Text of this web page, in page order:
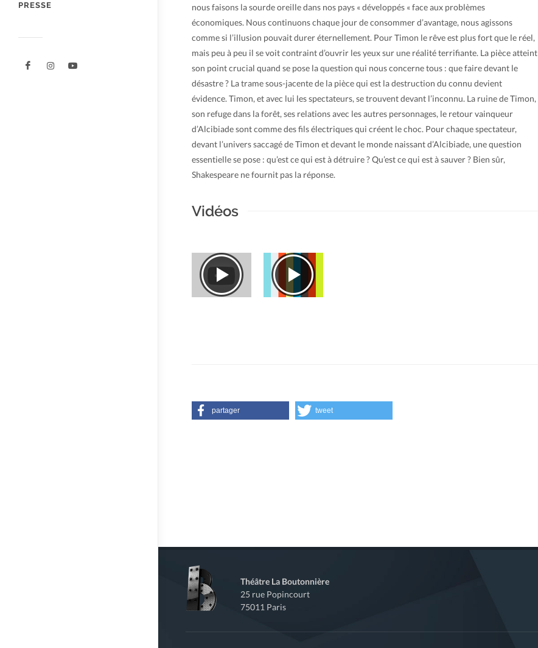
PRESSE
nous faisons la sourde oreille dans nos pays « développés « face aux problèmes
économiques. Nous continuons chaque jour de consommer d’avantage, nous agissons
comme si l’illusion pouvait durer éternellement. Pour Timon le rêve est plus fort que le réel,
mais peu à peu il se voit contraint d’ouvrir les yeux sur une réalité terrifiante. La pièce atteint
son point crucial quand se pose la question qui nous concerne tous : que faire devant le
désastre ? La trame sous-jacente de la pièce qui est la destruction du connu devient
évidence. Timon, et avec lui les spectateurs, se trouvent devant l’inconnu. La ruine de Timon,
son refuge dans la forêt, ses relations avec les autres personnages, le retour vainqueur
d’Alcibiade sont comme des fils électriques qui créent le choc. Pour chaque spectateur,
devant l’univers saccagé de Timon et devant le monde naissant d’Alcibiade, une question
essentielle se pose : qu’est ce qui est à détruire ? Qu’est ce qui est à sauver ? Bien sûr,
Shakespeare ne fournit pas la réponse.
Vidéos
partager tweet
Théâtre La Boutonnière
25 rue Popincourt
75011 Paris